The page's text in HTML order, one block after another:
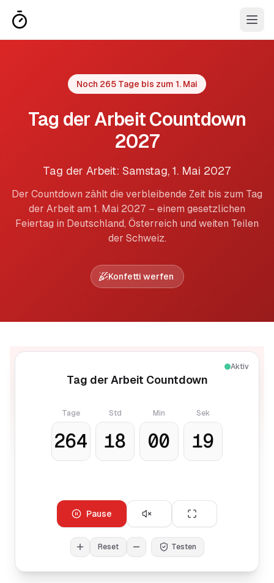
Noch 265 Tage bis zum 1. Mai
Tag der Arbeit Countdown
2027
Tag der Arbeit: Samstag, 1. Mai 2027
Der Countdown zählt die verbleibende Zeit bis zum Tag
der Arbeit am 1. Mai 2027 – einem gesetzlichen
Feiertag in Deutschland, Österreich und weiten Teilen
der Schweiz.
Konfetti werfen
Aktiv
Tag der Arbeit Countdown
Tage
264
Std
18
Min
00
Sek
18
Pause
Reset Testen